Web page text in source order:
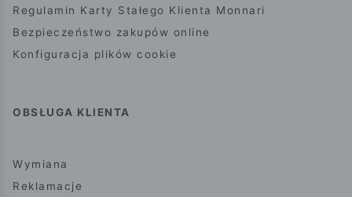
Regulamin Karty Stałego Klienta Monnari
Bezpieczeństwo zakupów online
Konfiguracja plików cookie
OBSŁUGA KLIENTA
Wymiana
Reklamacje